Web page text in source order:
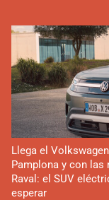
Llega el
Pamplona y con las
Raval: el SUV
esperar